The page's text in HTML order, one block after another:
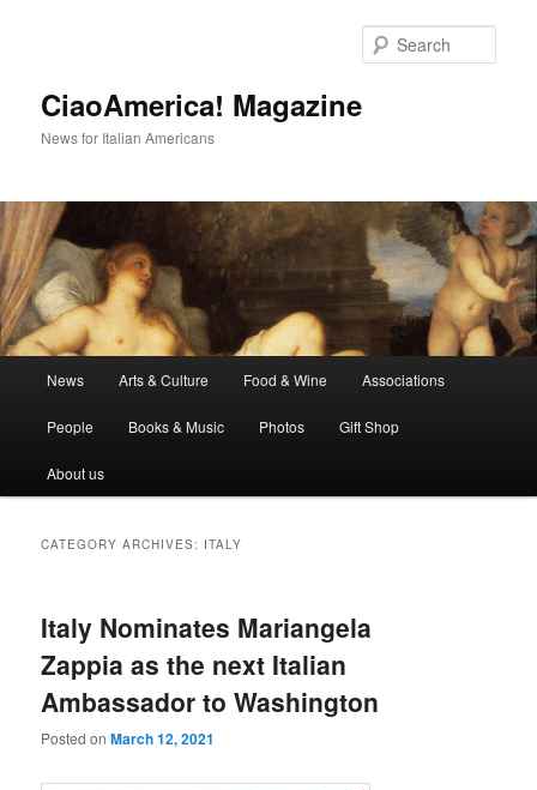
CiaoAmerica! Magazine
News for Italian Americans
News Arts & Culture Food & Wine Associations
People Books & Music Photos Gift Shop
About us
CATEGORY ARCHIVES: ITALY
Italy Nominates Mariangela
Zappia as the next Italian
Ambassador to Washington
Posted onMarch 12, 2021